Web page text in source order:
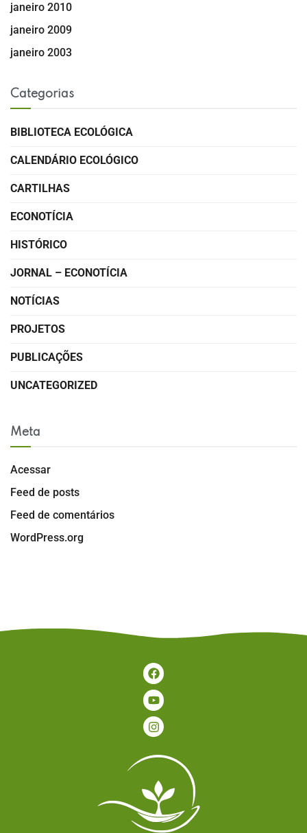
janeiro 2010
janeiro 2009
janeiro 2003
Categorias
BIBLIOTECA ECOLÓGICA
CALENDÁRIO ECOLÓGICO
CARTILHAS
ECONOTÍCIA
HISTÓRICO
JORNAL – ECONOTÍCIA
NOTÍCIAS
PROJETOS
PUBLICAÇÕES
UNCATEGORIZED
Meta
Acessar
Feed de posts
Feed de comentários
WordPress.org